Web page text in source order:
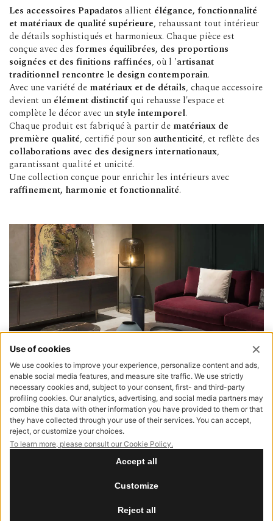
Les accessoires Papadatos allient élégance, fonctionnalité
et matériaux de qualité supérieure, rehaussant tout intérieur
de détails sophistiqués et harmonieux. Chaque pièce est
conçue avec des formes équilibrées, des proportions
soignées et des finitions raffinées, où l 'artisanat
traditionnel rencontre le design contemporain.
Avec une variété de matériaux et de détails, chaque accessoire
devient un élément distinctifqui rehausse l'espace et
complète le décor avec un style intemporel.
Chaque produit est fabriqué à partir de matériaux de
première qualité, certifié pour son authenticité, et reflète des
collaborations avec des designers internationaux,
garantissant qualité et unicité.
Une collection conçue pour enrichir les intérieurs avec
raffinement, harmonie et fonctionnalité.
STAY CONNECTED
*E-mail S'ABONNER